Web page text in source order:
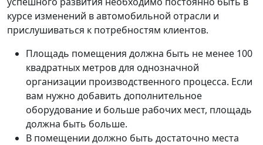
курсе изменений в автомобильной отрасли и
прислушиваться к потребностям клиентов.
Площадь помещения должна быть не менее 100
квадратных метров для однозначной
организации производственного процесса. Если
вам нужно добавить дополнительное
оборудование и больше рабочих мест, площадь
должна быть больше.
В помещении должно быть достаточно места